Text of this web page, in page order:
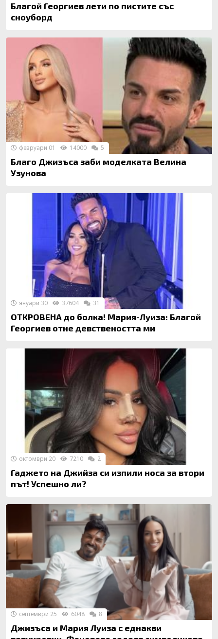
Благой Георгиев лети по пистите със
сноуборд
Благо Джизъса заби моделката Велина
Узунова
февруари 01 14000 5
ОТКРОВЕНА до болка! Мария-Луиза: Благой
Георгиев отне девствеността ми
януари 30 37604 31
Гаджето на Джийза си изпили носа за втори
път! Успешно ли?
октомври 20 7210 2
Джизъса и Мария Луиза с еднакви
септември 25 6048 8